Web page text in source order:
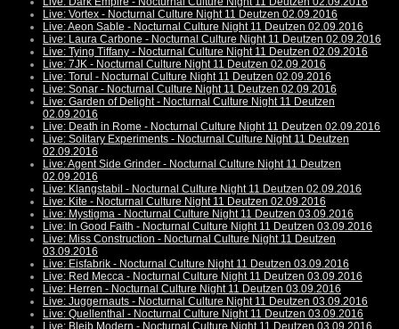
Live: Vortex - Nocturnal Culture Night 11 Deutzen 02.09.2016
Live: Aeon Sable - Nocturnal Culture Night 11 Deutzen 02.09.2016
Live: Laura Carbone - Nocturnal Culture Night 11 Deutzen 02.09.2016
Live: Tying Tiffany - Nocturnal Culture Night 11 Deutzen 02.09.2016
Live: 7JK - Nocturnal Culture Night 11 Deutzen 02.09.2016
Live: Torul - Nocturnal Culture Night 11 Deutzen 02.09.2016
Live: Sonar - Nocturnal Culture Night 11 Deutzen 02.09.2016
Live: Garden of Delight - Nocturnal Culture Night 11 Deutzen
02.09.2016
Live: Death in Rome - Nocturnal Culture Night 11 Deutzen 02.09.2016
Live: Solitary Experiments - Nocturnal Culture Night 11 Deutzen
02.09.2016
Live: Agent Side Grinder - Nocturnal Culture Night 11 Deutzen
02.09.2016
Live: Klangstabil - Nocturnal Culture Night 11 Deutzen 02.09.2016
Live: Kite - Nocturnal Culture Night 11 Deutzen 02.09.2016
Live: Mystigma - Nocturnal Culture Night 11 Deutzen 03.09.2016
Live: In Good Faith - Nocturnal Culture Night 11 Deutzen 03.09.2016
Live: Miss Construction - Nocturnal Culture Night 11 Deutzen
03.09.2016
Live: Eisfabrik - Nocturnal Culture Night 11 Deutzen 03.09.2016
Live: Red Mecca - Nocturnal Culture Night 11 Deutzen 03.09.2016
Live: Herren - Nocturnal Culture Night 11 Deutzen 03.09.2016
Live: Juggernauts - Nocturnal Culture Night 11 Deutzen 03.09.2016
Live: Quellenthal - Nocturnal Culture Night 11 Deutzen 03.09.2016